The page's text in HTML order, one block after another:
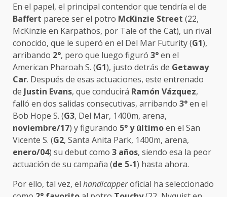
En el papel, el principal contendor que tendría el de
Baffert parece ser el potro McKinzie Street (22,
McKinzie en Karpathos, por Tale of the Cat), un rival
conocido, que le superó en el Del Mar Futurity (G1),
arribando 2°, pero que luego figuró 3°en el
American Pharoah S. (G1), justo detrás de Getaway
Car. Después de esas actuaciones, este entrenado
de Justin Evans, que conducirá Ramón Vázquez,
falló en dos salidas consecutivas, arribando 3°en el
Bob Hope S. (G3, Del Mar, 1400m, arena,
noviembre/17) y figurando 5° y últimoen el San
Vicente S. (G2, Santa Anita Park, 1400m, arena,
enero/04) su debut como 3 años, siendo esa la peor
actuación de su campaña (de 5-1) hasta ahora.
Por ello, tal vez, el handicapperoficial ha seleccionado